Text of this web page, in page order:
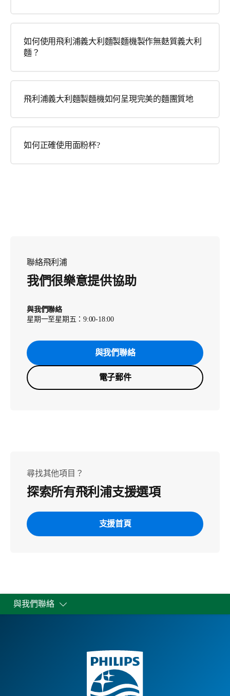
如何使用飛利浦義大利麵製麵機製作無麩質義大利
麵？
飛利浦義大利麵製麵機如何呈現完美的麵團質地
如何正確使用面粉杯?
聯絡飛利浦
我們很樂意提供協助
與我們聯絡
星期一至星期五：9:00-18:00
與我們聯絡
電子郵件
尋找其他項目？
探索所有飛利浦支援選項
支援首頁
與我們聯絡